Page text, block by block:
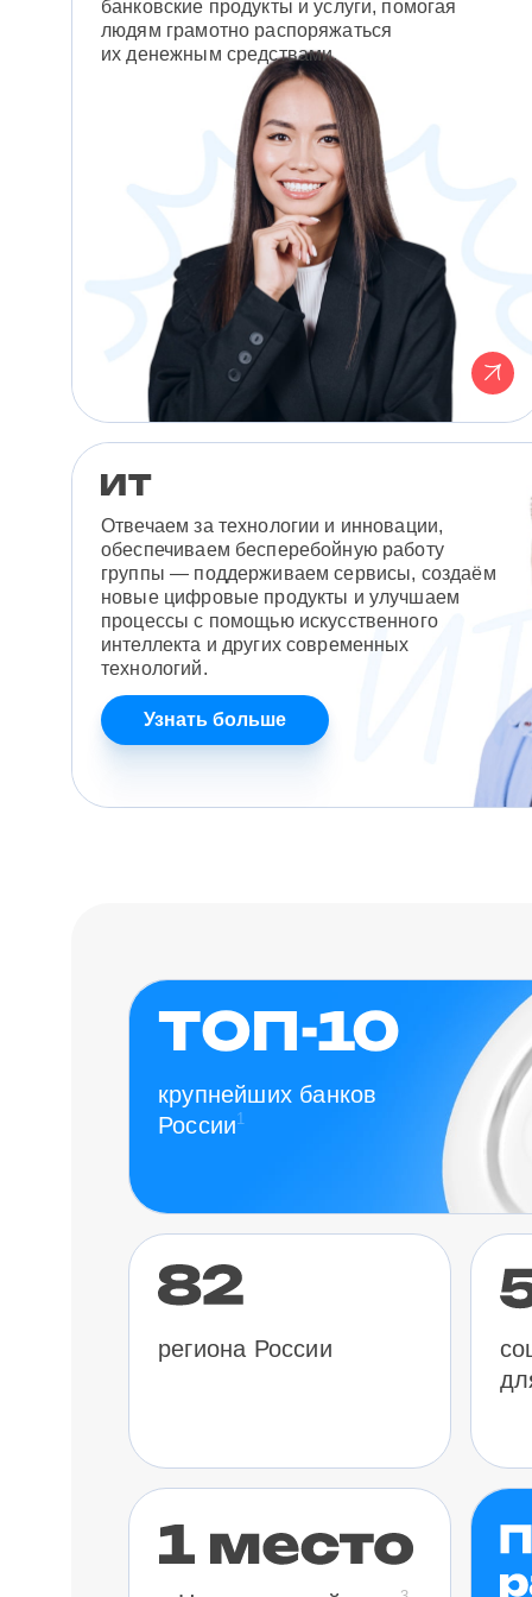
банковские продукты и услуги, помогая
людям грамотно распоряжаться
их денежным средствами.
Отвечаем за технологии и инновации,
обеспечиваем бесперебойную работу
группы — поддерживаем сервисы, создаём
новые цифровые продукты и улучшаем
процессы с помощью искусственного
интеллекта и других современных
технологий.
Узнать больше
крупнейших банков
России1
региона России